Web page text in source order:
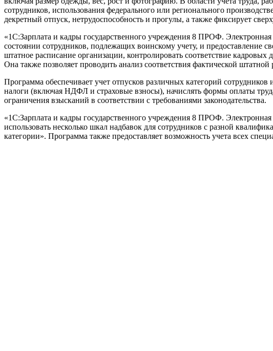
сотрудников, использования федерального или регионального
декретный отпуск, нетрудоспособность и прогулы, а также фиксирует
«1С:Зарплата и кадры государственного учреждения 8 ПРОФ.
состоянии сотрудников, подлежащих воинскому учету, и предоставление
штатное расписание организации, контролировать соответствие
Она также позволяет проводить анализ соответствия фактической
Программа обеспечивает учет отпусков различных категорий
налоги (включая НДФЛ и страховые взносы), начислять формы оплаты
ограничения взысканий в соответствии с требованиями законодательства.
«1С:Зарплата и кадры государственного учреждения 8 ПРОФ.
использовать несколько шкал надбавок для сотрудников с разной
категории». Программа также предоставляет возможность учета всех